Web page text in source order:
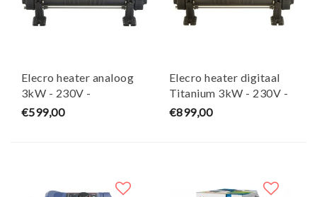
Elecro heater analoog
3kW - 230V -
AquaForte
€599,00
Elecro heater digitaal
Titanium 3kW - 230V -
AquaForte
€899,00